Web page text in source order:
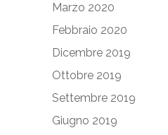
Marzo 2020
Febbraio 2020
Dicembre 2019
Ottobre 2019
Settembre 2019
Giugno 2019